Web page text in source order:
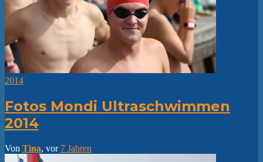
2014
Fotos Mondi Ultraschwimmen
2014
Von Tina, vor 7 Jahren